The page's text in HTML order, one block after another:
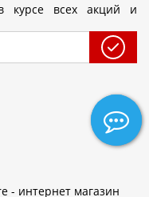
курсе всех акций и
- интернет магазин